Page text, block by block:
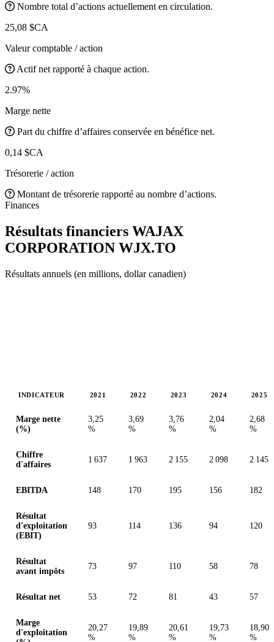
Nombre total d’actions actuellement en circulation.
25,08 $CA
Valeur comptable / action
Actif net rapporté à chaque action.
2.97%
Marge nette
Part du chiffre d’affaires conservée en bénéfice net.
0,14 $CA
Trésorerie / action
Montant de trésorerie rapporté au nombre d’actions.
Finances
Résultats financiers WAJAX
CORPORATION WJX.TO
Résultats annuels (en millions, dollar canadien)
INDICATEUR 2021 2022 2023 2024 2025
Marge nette
(%)
3,25
%
3,69
%
3,76
%
2,04
%
2,68
%
Chiffre
d'affaires
1 637 1 963 2 155 2 098 2 145
EBITDA 148 170 195 156 182
Résultat
d'exploitation
(EBIT)
93 114 136 94 120
Résultat
avant impôts
73 97 110 58 78
Résultat net 53 72 81 43 57
Marge
d'exploitation
20,27
%
19,89
%
20,61
%
19,73
%
18,90
%